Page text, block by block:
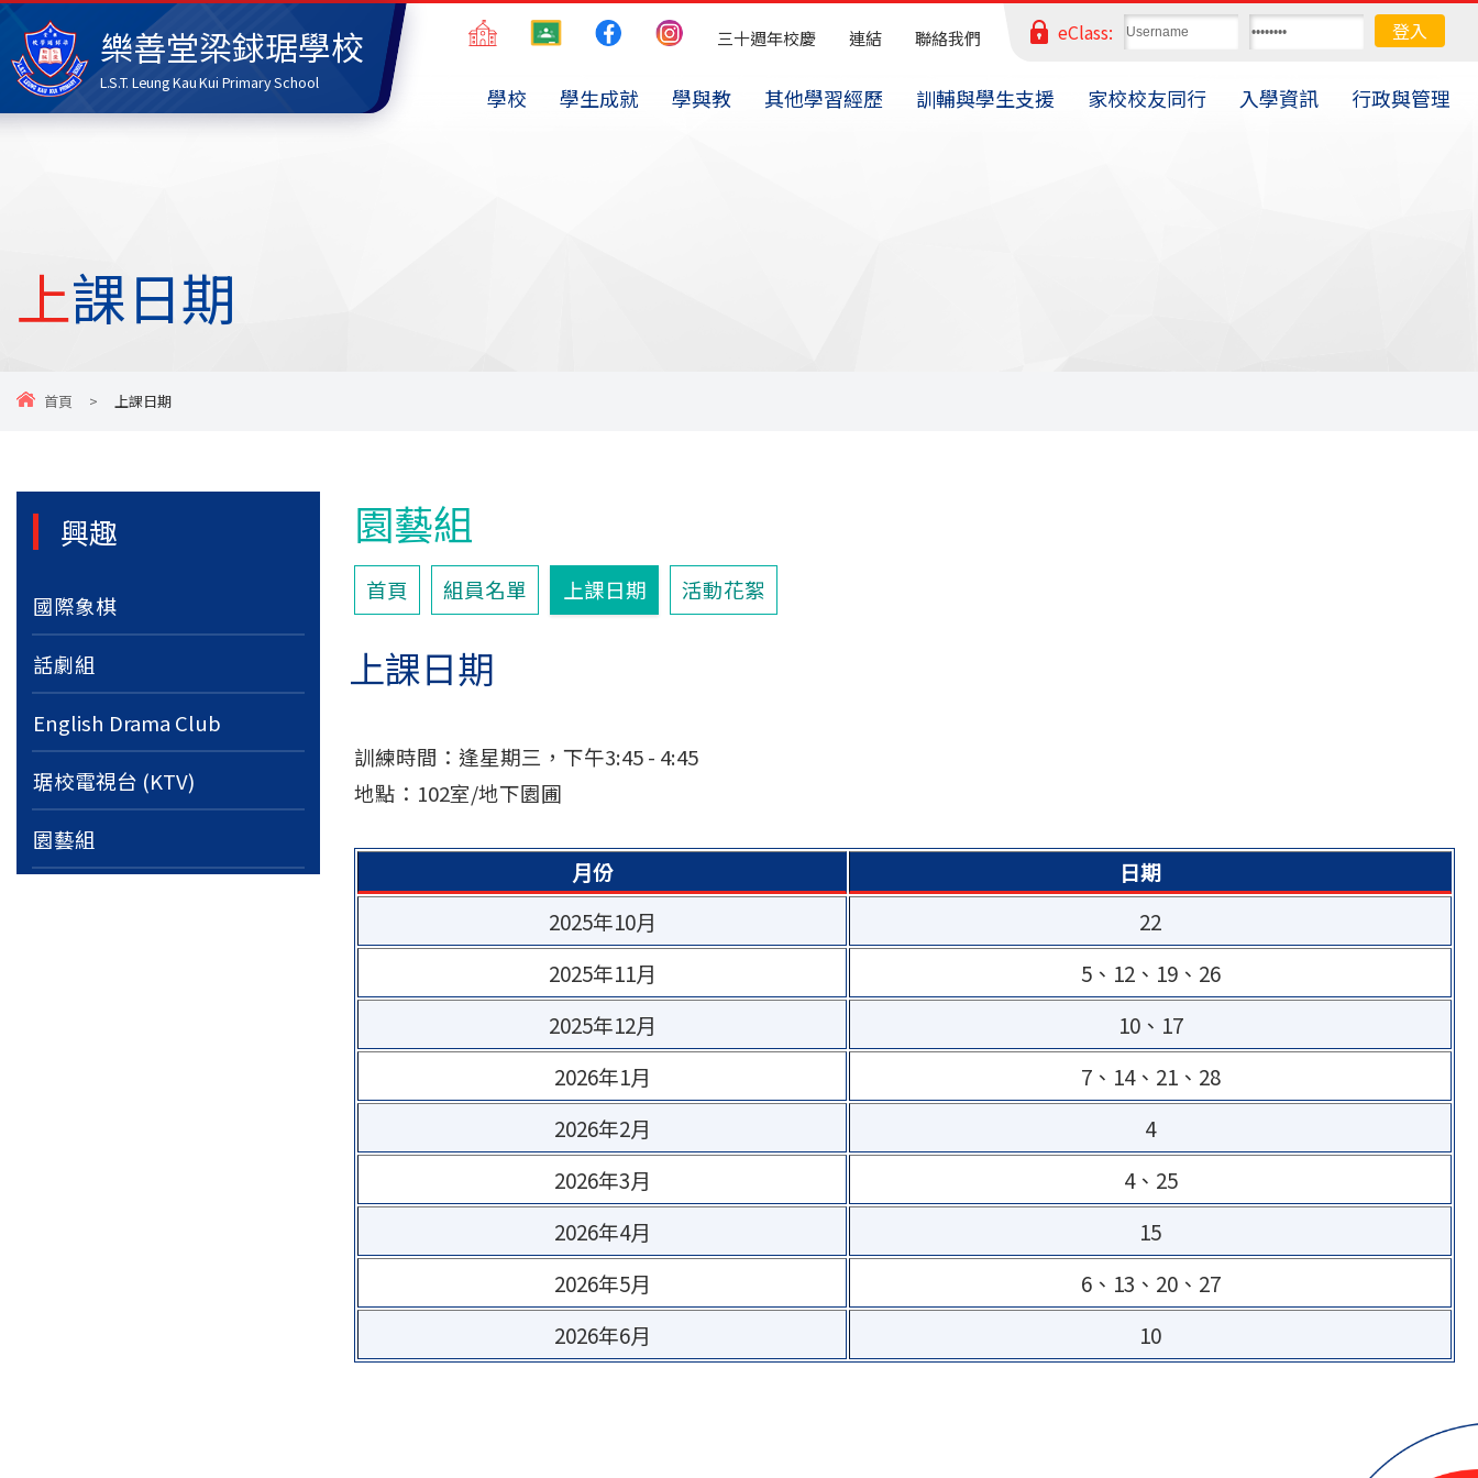
樂善堂梁銶琚學校
L.S.T. Leung Kau Kui Primary School
eClass:
三十週年校慶 連結 聯絡我們
學校 學生成就 學與教 其他學習經歷 訓輔與學生支援 家校校友同行 入學資訊 行政與管理
上課日期
首頁 > 上課日期
園藝組
首頁 組員名單 上課日期 活動花絮
上課日期
訓練時間：逢星期三，下午3:45 - 4:45
地點：102室/地下園圃
月份
日期
2025年10月
22
2025年11月
5、12、19、26
2025年12月
10、17
2026年1月
7、14、21、28
2026年2月
4
2026年3月
4、25
2026年4月
15
2026年5月
6、13、20、27
2026年6月
10
興趣
國際象棋
話劇組
English Drama Club
琚校電視台 (KTV)
園藝組